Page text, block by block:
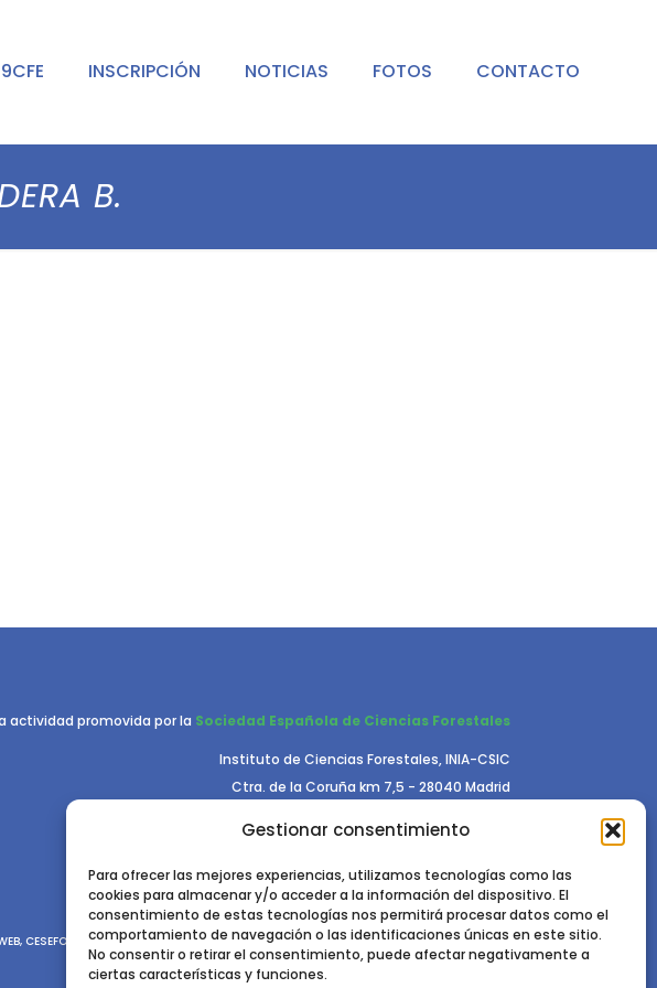
Gestionar consentimiento
Para ofrecer las mejores experiencias, utilizamos tecnologías como las
cookies para almacenar y/o acceder a la información del dispositivo. El
consentimiento de estas tecnologías nos permitirá procesar datos como el
comportamiento de navegación o las identificaciones únicas en este sitio.
No consentir o retirar el consentimiento, puede afectar negativamente a
ciertas características y funciones.
INSCRIPCIÓN NOTICIAS FOTOS CONTACTO
B.
actividad promovida por la Sociedad Española de Ciencias Forestales
Instituto de Ciencias Forestales, INIA-CSIC
Ctra. de la Coruña km 7,5 - 28040 Madrid
CESEFOR. POLÍTICA DE PRIVACIDAD. POLÍTICA DE COOKIES. AVISO LEGAL